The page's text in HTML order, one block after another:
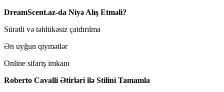
DreamScent.az-da Niyə Alış Etməli?
Sürətli və təhlükəsiz çatdırılma
Ən uyğun qiymətlər
Online sifariş imkanı
Roberto Cavalli Ətirləri ilə Stilini Tamamla